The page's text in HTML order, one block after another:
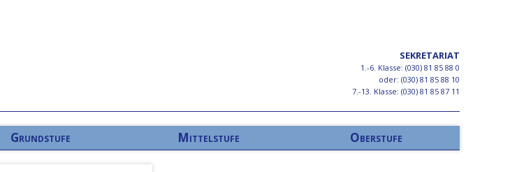
SEKRETARIAT
1.-6. Klasse: (030) 81 85 88 0
oder: (030) 81 85 88 10
7.-13. Klasse: (030) 81 85 87 11
Grundstufe Mittelstufe Oberstufe